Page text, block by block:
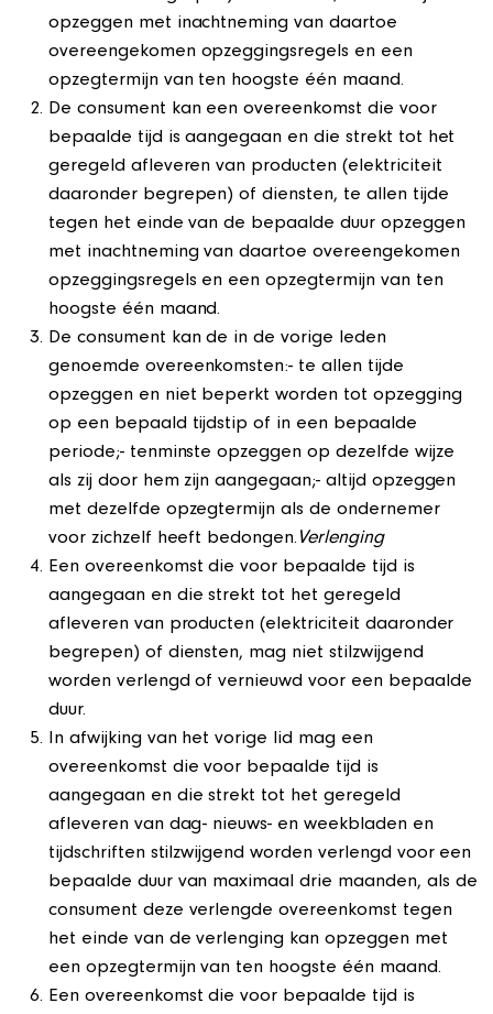
opzeggen met inachtneming van daartoe
overeengekomen opzeggingsregels en een
opzegtermijn van ten hoogste één maand.
De consument kan een overeenkomst die voor
bepaalde tijd is aangegaan en die strekt tot het
geregeld afleveren van producten (elektriciteit
daaronder begrepen) of diensten, te allen tijde
tegen het einde van de bepaalde duur opzeggen
met inachtneming van daartoe overeengekomen
opzeggingsregels en een opzegtermijn van ten
hoogste één maand.
De consument kan de in de vorige leden
genoemde overeenkomsten:- te allen tijde
opzeggen en niet beperkt worden tot opzegging
op een bepaald tijdstip of in een bepaalde
periode;- tenminste opzeggen op dezelfde wijze
als zij door hem zijn aangegaan;- altijd opzeggen
met dezelfde opzegtermijn als de ondernemer
voor zichzelf heeft bedongen. Verlenging
Een overeenkomst die voor bepaalde tijd is
aangegaan en die strekt tot het geregeld
afleveren van producten (elektriciteit daaronder
begrepen) of diensten, mag niet stilzwijgend
worden verlengd of vernieuwd voor een bepaalde
duur.
In afwijking van het vorige lid mag een
overeenkomst die voor bepaalde tijd is
aangegaan en die strekt tot het geregeld
afleveren van dag- nieuws- en weekbladen en
tijdschriften stilzwijgend worden verlengd voor een
bepaalde duur van maximaal drie maanden, als de
consument deze verlengde overeenkomst tegen
het einde van de verlenging kan opzeggen met
een opzegtermijn van ten hoogste één maand.
Een overeenkomst die voor bepaalde tijd is